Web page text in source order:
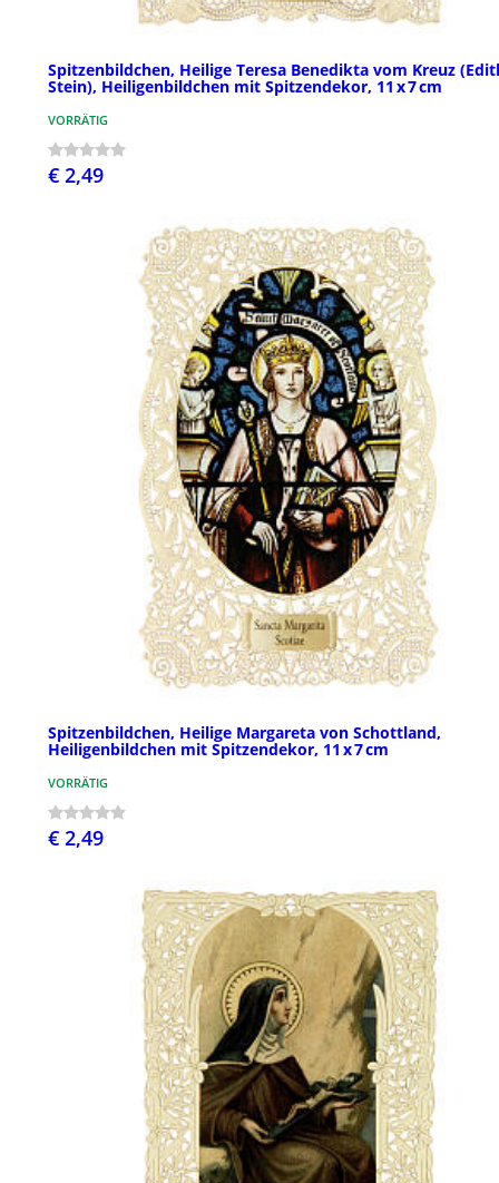
Spitzenbildchen, Heilige Teresa Benedikta vom Kreuz
Stein), Heiligenbildchen mit Spitzendekor, 11 x 7 cm
VORRÄTIG
€ 2,49
Spitzenbildchen, Heilige Margareta von Schottland,
Heiligenbildchen mit Spitzendekor, 11 x 7 cm
VORRÄTIG
€ 2,49